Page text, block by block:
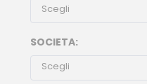
Scegli
SOCIETA:
Scegli